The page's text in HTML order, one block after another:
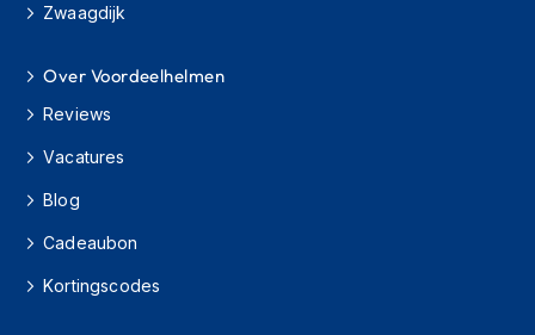
n
H
e
n
s
o
Zwaagdijk
Over Voordeelhelmen
Reviews
Vacatures
Blog
Cadeaubon
Kortingscodes